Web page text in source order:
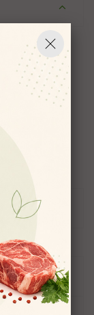
агент
яичный,
г,Углеводы
и